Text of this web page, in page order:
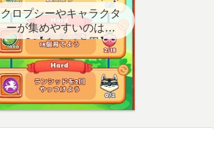
クロプシーやキャラクタ
ーが集めやすいのはど
こ？【クエスト用】